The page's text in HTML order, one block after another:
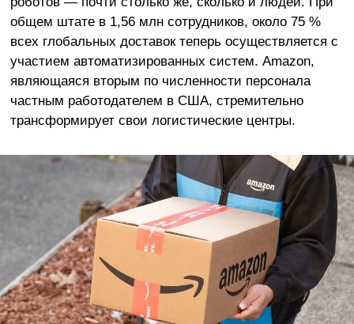
общем штате в 1,56 млн сотрудников, около 75 %
всех глобальных доставок теперь осуществляется с
участием автоматизированных систем. Amazon,
являющаяся вторым по численности персонала
частным работодателем в США, стремительно
трансформирует свои логистические центры.